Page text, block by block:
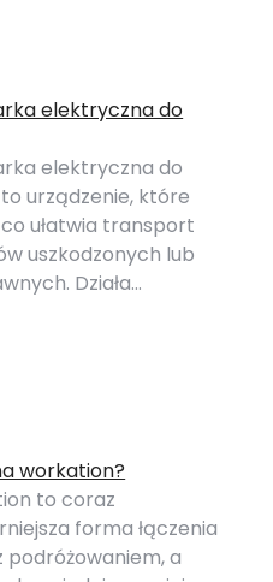
elektryczna do
elektryczna do
urządzenie, które
ułatwia transport
uszkodzonych lub
Działa…
workation?
to coraz
forma łączenia
podróżowaniem, a